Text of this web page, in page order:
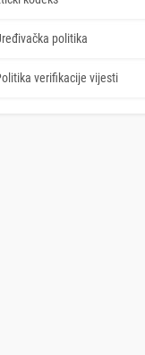
politika
verifikacije vijesti